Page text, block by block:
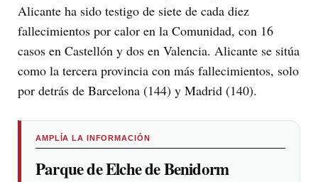
Alicante ha sido testigo de siete de cada diez
fallecimientos por calor en la Comunidad, con 16
casos en Castellón y dos en Valencia. Alicante se sitúa
como la tercera provincia con más fallecimientos, solo
por detrás de Barcelona (144) y Madrid (140).
AMPLÍA LA INFORMACIÓN
Parque de Elche de Benidorm